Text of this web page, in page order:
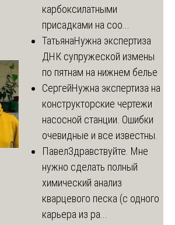
карбоксилатными
присадками на соо...
ТатьянаНужна экспертиза
ДНК супружеской измены
по пятнам на нижнем белье
СергейНужна экспертиза на
конструкторские чертежи
насосной станции. Ошибки
очевидные и все известны.
ПавелЗдравствуйте. Мне
нужно сделать полный
химический анализ
кварцевого песка (с одного
карьера из ра...